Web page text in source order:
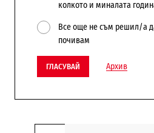
колкото и миналата
Все още не съм решил/а
почивам
ГЛАСУВАЙ Архив